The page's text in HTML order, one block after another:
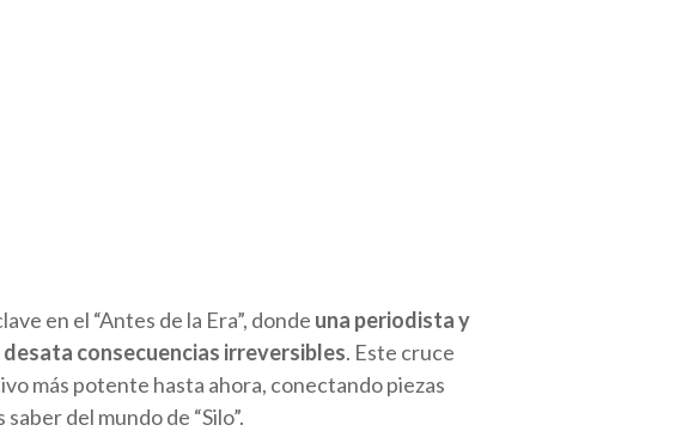
en el “Antes de la Era”, donde una periodista y
consecuencias irreversibles. Este cruce
más potente hasta ahora, conectando piezas
del mundo de “Silo”.